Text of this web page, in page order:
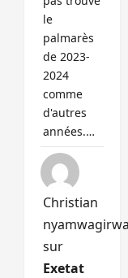
le
palmarès
de 2023-
2024
comme
d'autres
années.…
Christian
sur
Exetat